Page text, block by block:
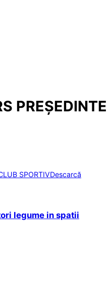
PREȘEDINTE
SPORTIVDescarcă
legume in spatii